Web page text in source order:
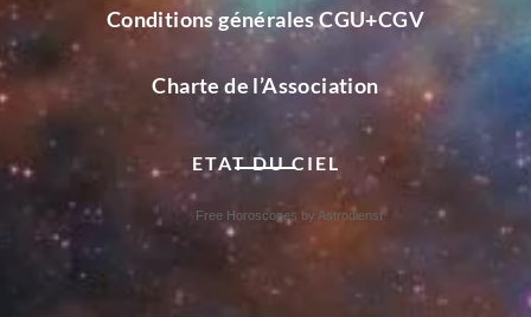
Conditions générales CGU+CGV
Charte de l’Association
ETAT DU CIEL
Free Horoscopes by Astrodienst